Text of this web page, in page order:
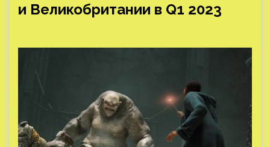
и Великобритании в Q1 2023